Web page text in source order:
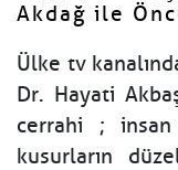
Akdağ ile
Ülke tv
Dr. Hayati
cerrahi ;
kusurların